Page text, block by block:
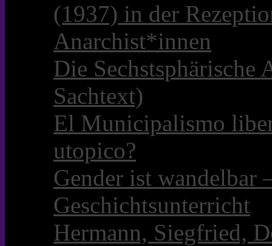
(1937) in der
Anarchist*innen
Die Sechstsphärische
Sachtext)
El Municipalismo
utopico?
Gender ist
Geschichtsunterricht
Hermann, Siegfried,